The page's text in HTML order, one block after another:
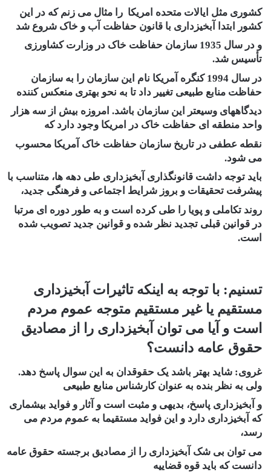
کشوری مثل ایالات متحده امریکا را مثال می زنم که در این
کشور ابتدا آبخیزداری با قانون حفاظت آب و خاک شروع شد
و در سال 1935 سازمان حفاظت خاک در وزارت کشاورزی
تأسیس شد.
در سال 1994 کنگره آمریکا نام این سازمان را به سازمان
حفاظت منابع طبیعی تغییر داد تا به نحو بهتری منعکس کننده
دیدگاههای وسیعتر این سازمان باشد. امروزه بیش از سه هزار
واحد منطقه ای حفاظت خاک در امریکا وجود دارد که
نقطه عطفی در تاریخ سازمان حفاظت خاک آمریکا محسوب
می شود.
باید توجه داشت قانونگذاری آبخیزداری طی دهه ها، متناسب با
پیشرفت تحقیقات و بروز شرایط اجتماعی و فرهنگی جدید،
روند تکاملی و پویا را طی کرده است و به طور دوره ای مرتبا
در قوانین قبلی تجدید نظر شده و قوانین جدید تصویب شده
است.
تسنیم: با توجه به اینکه تاثیرات آبخیزداری
مستقیم یا غیر مستقیم متوجه عموم مردم
است و آیا می توان آبخیزداری را از مصادیق
حقوق عامه دانست؟
غروی: شاید بهتر باشد یک حقوقدان به این سوال پاسخ دهد.
ولی به نظر بنده به عنوان کارشناس منابع طبیعی
و آبخیزداری پاسخ، بدیهی و مثبت است و آثار و فواید بیشماری
که آبخیزداری دارد و این فواید مستقیما به عموم مردم می
رسد،
می توان بی شک آبخیزداری را از مصادیق برجسته حقوق عامه
دانست که باید قوه قضاییه